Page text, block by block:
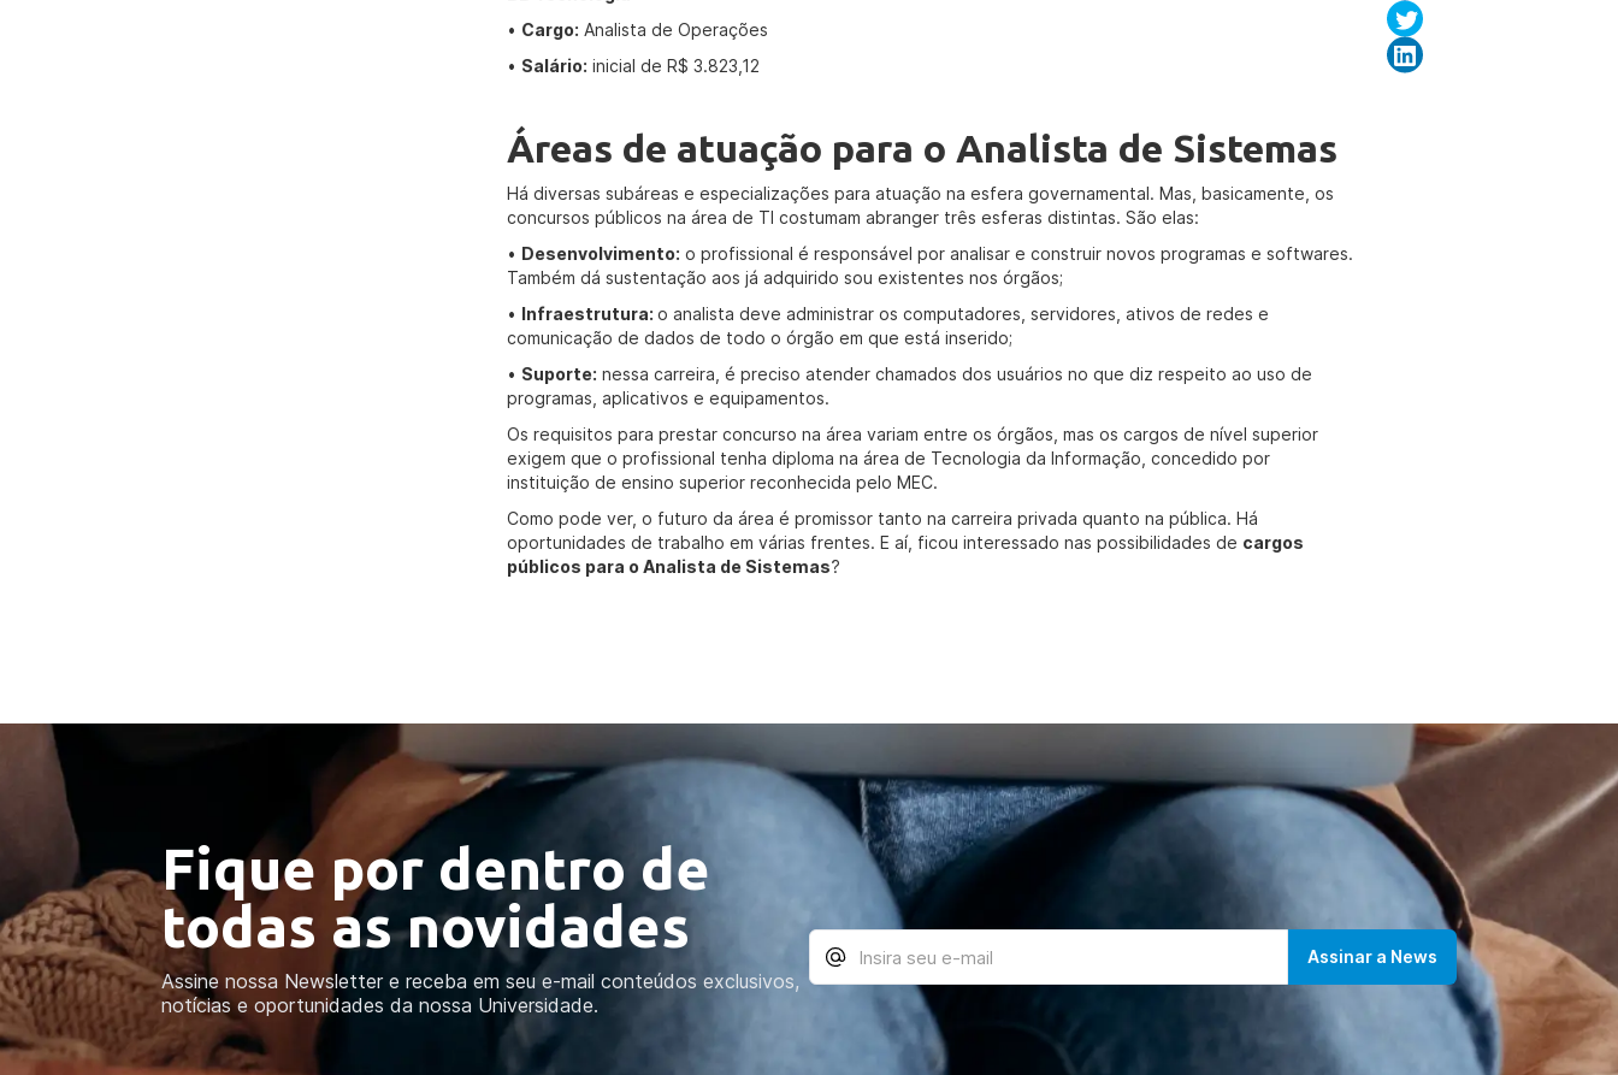
• Cargo: Analista de Operações
• Salário: inicial de R$ 3.823,12
Áreas de atuação para o Analista de Sistemas
Há diversas subáreas e especializações para atuação na esfera governamental. Mas, basicamente, os
concursos públicos na área de TI costumam abranger três esferas distintas. São elas:
• Desenvolvimento: o profissional é responsável por analisar e construir novos programas e softwares.
Também dá sustentação aos já adquirido sou existentes nos órgãos;
• Infraestrutura:o analista deve administrar os computadores, servidores, ativos de redes e
comunicação de dados de todo o órgão em que está inserido;
• Suporte: nessa carreira, é preciso atender chamados dos usuários no que diz respeito ao uso de
programas, aplicativos e equipamentos.
Os requisitos para prestar concurso na área variam entre os órgãos, mas os cargos de nível superior
exigem que o profissional tenha diploma na área de Tecnologia da Informação, concedido por
instituição de ensino superior reconhecida pelo MEC.
Como pode ver, o futuro da área é promissor tanto na carreira privada quanto na pública. Há
oportunidades de trabalho em várias frentes. E aí, ficou interessado nas possibilidades de cargos
públicos para o Analista de Sistemas?
Fique por dentro de
todas as novidades
Assine nossa Newsletter e receba em seu e-mail conteúdos exclusivos,
notícias e oportunidades da nossa Universidade.